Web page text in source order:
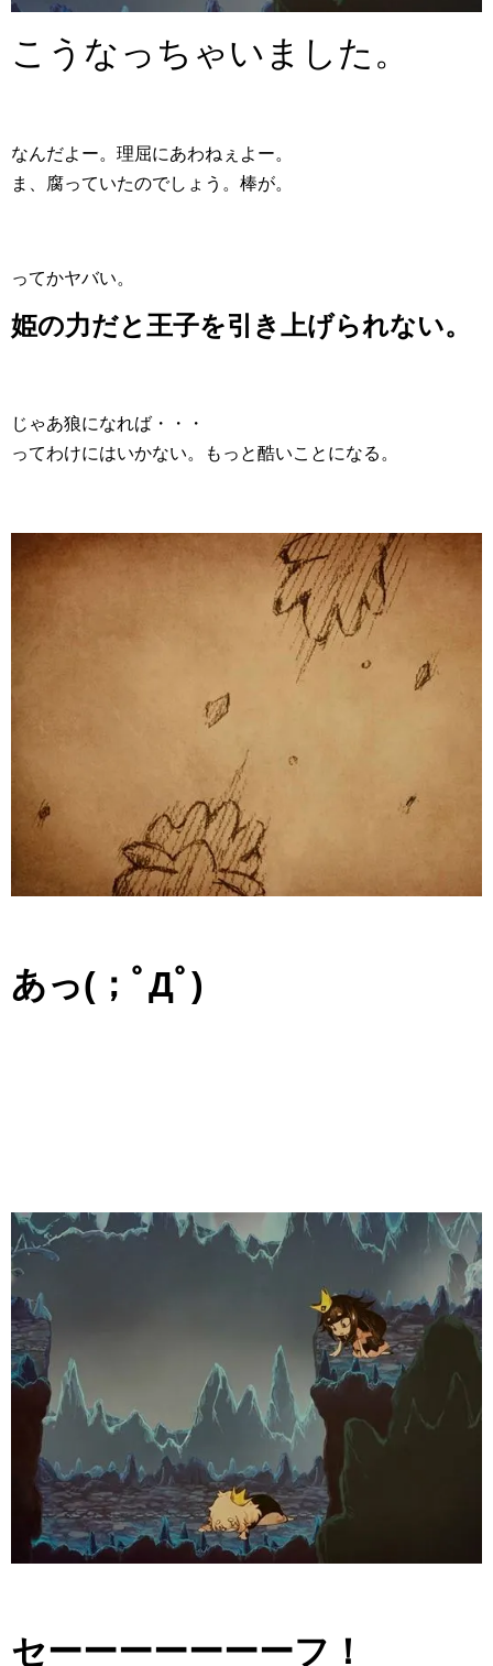
こうなっちゃいました。
なんだよー。理屈にあわねぇよー。
ま、腐っていたのでしょう。棒が。
ってかヤバい。
姫の力だと王子を引き上げられない。
じゃあ狼になれば・・・
ってわけにはいかない。もっと酷いことになる。
あっ(；ﾟДﾟ)
セーーーーーーーフ！